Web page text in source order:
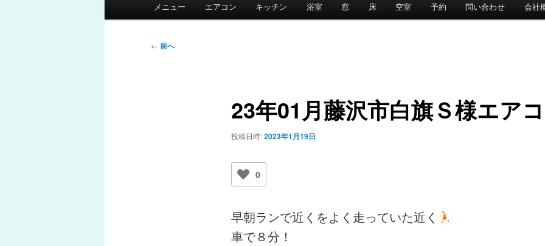
メニュー エアコン キッチン 浴室 窓 床 空室 予約 問い合わせ 会社
投
← 前へ
23年01月藤沢市白旗Ｓ様エア
投稿日時:2023年1月19日
0
早朝ランで近くをよく走っていた近く
車で８分！